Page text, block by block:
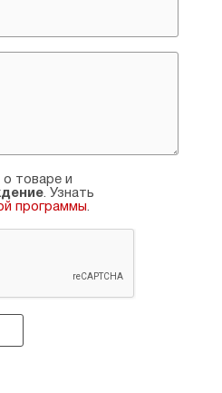
товаре и
. Узнать
программы.